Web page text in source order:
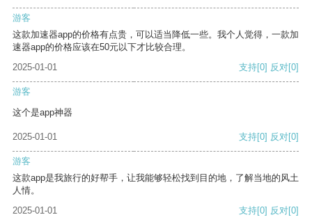
游客
这款加速器app的价格有点贵，可以适当降低一些。我个人觉得，一款加
速器app的价格应该在50元以下才比较合理。
2025-01-01
支持[0] 反对[0]
游客
这个是app神器
2025-01-01 支持[0] 反对[0]
游客
这款app是我旅行的好帮手，让我能够轻松找到目的地，了解当地的风土
人情。
2025-01-01
支持[0] 反对[0]